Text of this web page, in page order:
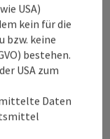
USA)
kein für die
bzw. keine
bestehen.
USA zum
Daten